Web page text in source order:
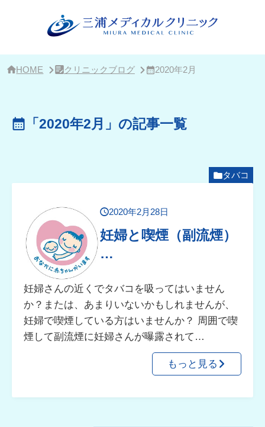
HOME クリニックブログ 2020年2月
「2020年2月」の記事一覧
タバコ
2020年2月28日
妊婦と喫煙（副流煙）
…
妊婦さんの近くでタバコを吸ってはいません
か？または、あまりいないかもしれませんが、
妊婦で喫煙している方はいませんか？ 周囲で喫
煙して副流煙に妊婦さんが曝露されて…
もっと見る